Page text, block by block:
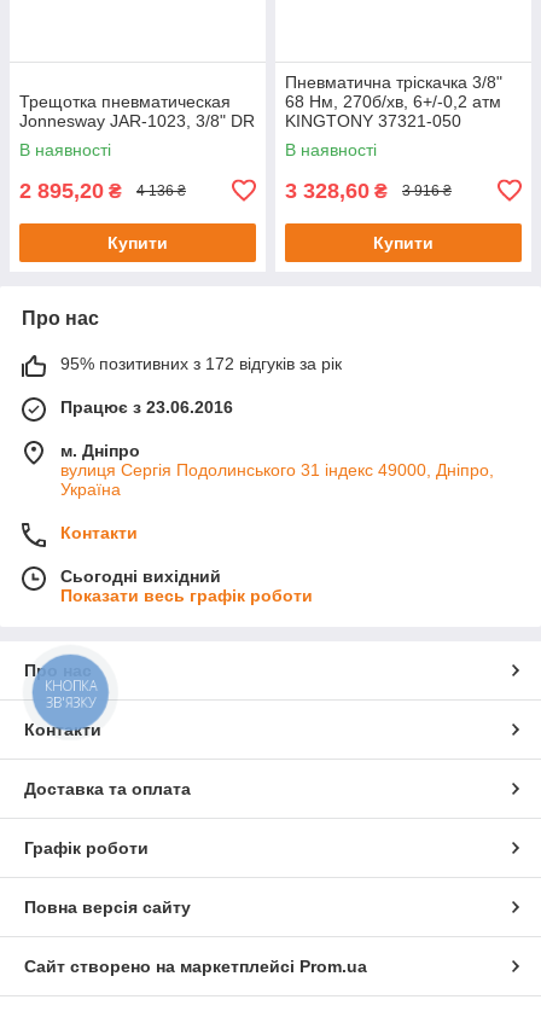
Трещотка пневматическая
Jonnesway JAR-1023, 3/8" DR
В наявності
2 895,20 ₴ 4 136 ₴
Купити
Пневматична тріскачка 3/8"
68 Нм, 270б/хв, 6+/-0,2 атм
KINGTONY 37321-050
В наявності
3 328,60 ₴ 3 916 ₴
Купити
Про нас
95% позитивних з 172 відгуків за рік
Працює з 23.06.2016
м. Дніпро
вулиця Сергія Подолинського 31 індекс 49000, Дніпро,
Україна
Контакти
Сьогодні вихідний
Показати весь графік роботи
Про нас
Контакти
Доставка та оплата
Графік роботи
Повна версія сайту
Сайт створено на маркетплейсі Prom.ua
КНОПКА
ЗВ'ЯЗКУ